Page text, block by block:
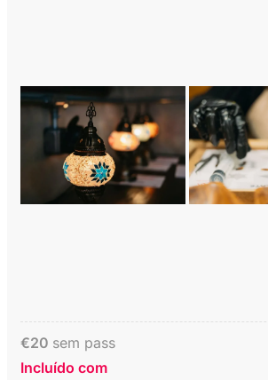
€20 sem pass
Incluído com